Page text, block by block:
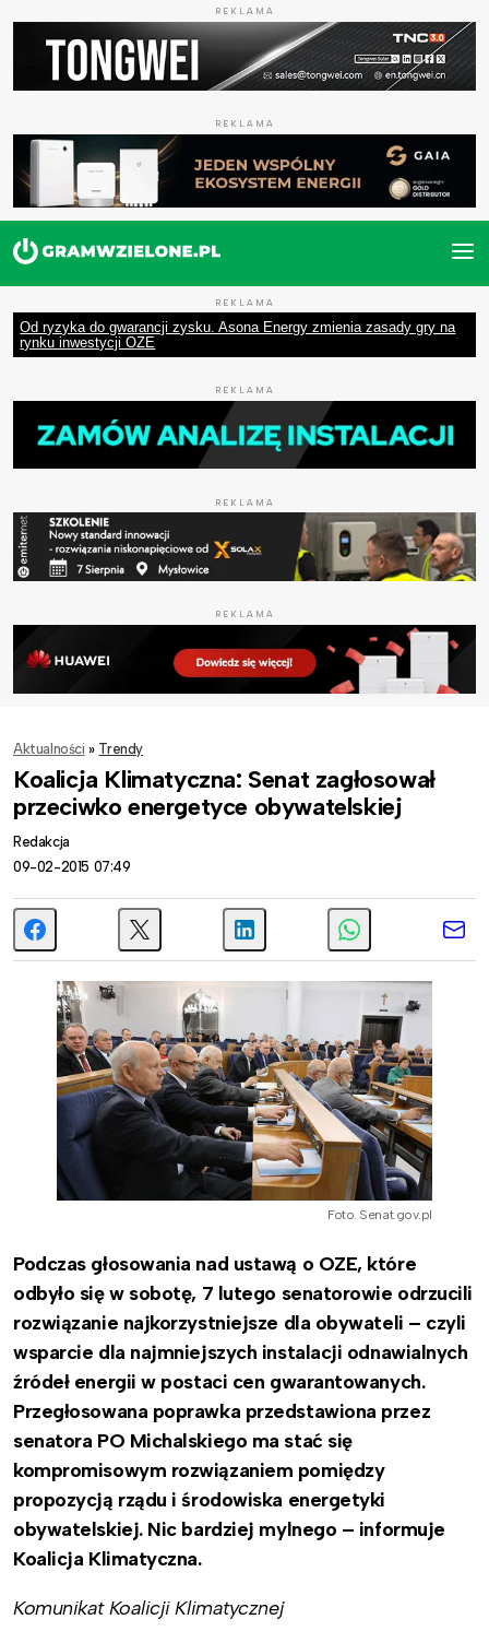
REKLAMA
REKLAMA
REKLAMA
Od ryzyka do gwarancji zysku. Asona Energy zmienia zasady gry na
rynku inwestycji OZE
REKLAMA
REKLAMA
REKLAMA
Aktualności » Trendy
Koalicja Klimatyczna: Senat zagłosował
przeciwko energetyce obywatelskiej
Redakcja
09-02-2015 07:49
Foto. Senat.gov.pl
Podczas głosowania nad ustawą o OZE, które
odbyło się w sobotę, 7 lutego senatorowie odrzucili
rozwiązanie najkorzystniejsze dla obywateli – czyli
wsparcie dla najmniejszych instalacji odnawialnych
źródeł energii w postaci cen gwarantowanych.
Przegłosowana poprawka przedstawiona przez
senatora PO Michalskiego ma stać się
kompromisowym rozwiązaniem pomiędzy
propozycją rządu i środowiska energetyki
obywatelskiej. Nic bardziej mylnego – informuje
Koalicja Klimatyczna.
Komunikat Koalicji Klimatycznej